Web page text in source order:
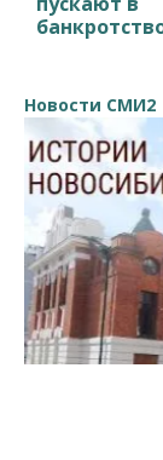
Новости СМИ2